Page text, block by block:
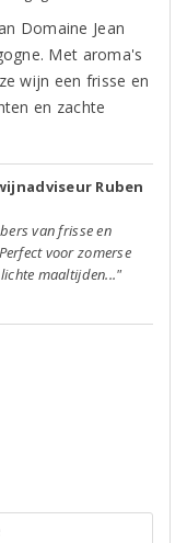
Domaine Jean
Met aroma's
wijn een frisse en
en zachte
Ruben
van frisse en
voor zomerse
maaltijden..."